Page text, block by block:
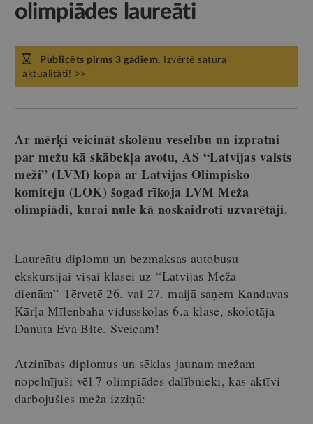
olimpiādes laureāti
Publicēts pirms 3 gadiem. Izvērtē satura
aktualitāti! >>
Ar mērķi veicināt skolēnu veselību un izpratni
par mežu kā skābekļa avotu, AS “Latvijas valsts
meži” (LVM) kopā ar Latvijas Olimpisko
komiteju (LOK) šogad rīkoja LVM Meža
olimpiādi, kurai nule kā noskaidroti uzvarētāji.
Laureātu diplomu un bezmaksas autobusu
ekskursijai visai klasei uz “Latvijas Meža
dienām” Tērvetē 26. vai 27. maijā saņem Kandavas
Kārļa Mīlenbaha vidusskolas 6.a klase, skolotāja
Danuta Eva Bite. Sveicam!
Atzinības diplomus un sēklas jaunam mežam
nopelnījuši vēl 7 olimpiādes dalībnieki, kas aktīvi
darbojušies meža izziņā: